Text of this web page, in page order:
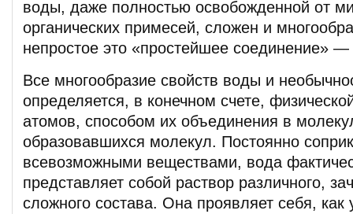
воды, даже полностью освобожденной от
органических примесей, сложен и
непростое это «простейшее соединение»
Все многообразие свойств воды и
определяется, в конечном счете,
атомов, способом их объединения в
образовавшихся молекул. Постоянно
всевозможными веществами, вода
представляет собой раствор различного,
сложного состава. Она проявляет себя, как